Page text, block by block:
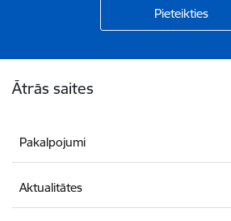
Ātrās saites
Pakalpojumi
Aktualitātes